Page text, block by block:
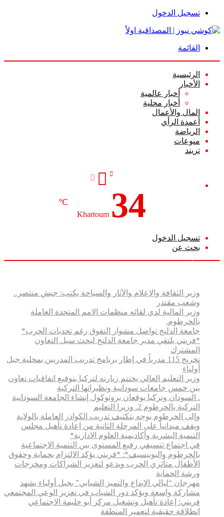
تسجيل الدخول
القائمة
الرئيسية
الأخبار
أخبار عالمية
أخبار محلية
المال والأعمال
أعمدة الرأي
الرياضة
منوعات
تريند
Khartoum 34
℃
تسجيل الدخول
بحث عن
وزير الثقافة والإعلام والآثار والسياحة يكتب: جيش منتصر..
وشعب مقتدر
وزير المالية لدي لقائه منظمات الامم المتحدة العاملة
بالخرطوم.
جامعة الدلنج تواصل مشوار التفوق رغم تحديات الحرب*
*فريني يلتقي مدير جامعة الدلنج لبحث سبل التعاون
المشترك
تخريج 115 مدرباً في إطار برنامج تدريب المدربين بمحلية جبل
أولياء
وزير التعليم العالي يختتم زيارته لتركيا بتوقيع اتفاقيات تعاون
بين خمس جامعات سودانية ونظيراتها التركية
. السودان وتركيا يوقعان بروتوكول إنشاء الجامعة السودانية
التركية بالخرطوم 2. وزيرا التعليم
وإلى الخرطوم يوجه بتكثيف تدريب الكوادر العاملة بالولاية
ويقف ميدانياً على المرحلة الثانية من إعادة تأهيل مجلس
التنمية البشرية وأكاديمية العلوم الادارية*
في اجتماع تنسيقي رفيع المستوى بين التنمية الاجتماعية
بالخرطوم واليونيسيف*: *​فريني يؤكد الالتزام بحماية وحقوق
الأطفال متأثري الحرب ويدعو لتعزيز الشراكات ومخرجات
ورشة الحماية
مهرجان “ليالي الإبداع والتميز الشبابي” بجبل أولياء يشهد
مشاركة واسعة ويؤكد دور الشباب في تعزيز الوعي المجتمعي
فريني: إعادة تأهيل وتشغيل مركز أبو حليمة الاجتماعي
انطلاقة حقيقية لتعمير المنطقة